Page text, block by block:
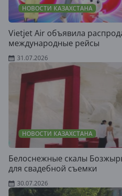
НОВОСТИ КАЗАХСТАНА
Vietjet Air объявила
международные рейсы
31.07.2026
НОВОСТИ КАЗАХСТАНА
Белоснежные скалы
для свадебной съемки
30.07.2026